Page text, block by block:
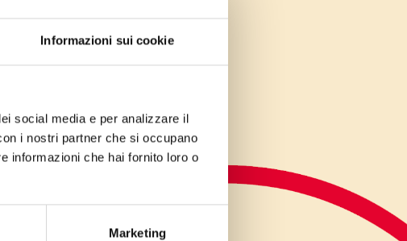
Informazioni sui cookie
social media e per analizzare il
i nostri partner che si occupano
informazioni che hai fornito loro o
Marketing